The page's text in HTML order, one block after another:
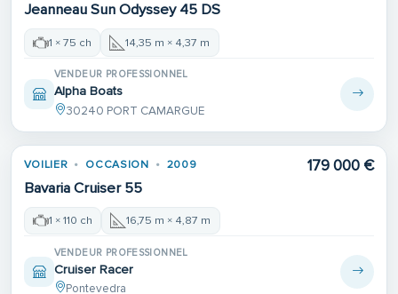
Jeanneau Sun Odyssey 45 DS
1 × 75 ch 14,35 m × 4,37 m
VENDEUR PROFESSIONNEL
Alpha Boats
30240 PORT CAMARGUE
VOILIER OCCASION 2009
Bavaria Cruiser 55
179 000 €
1 × 110 ch 16,75 m × 4,87 m
VENDEUR PROFESSIONNEL
Cruiser Racer
Pontevedra